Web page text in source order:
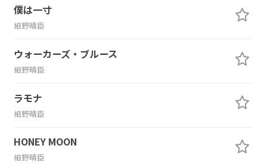
僕は一寸
細野晴臣
ウォーカーズ・ブルース
細野晴臣
ラモナ
細野晴臣
HONEY MOON
細野晴臣